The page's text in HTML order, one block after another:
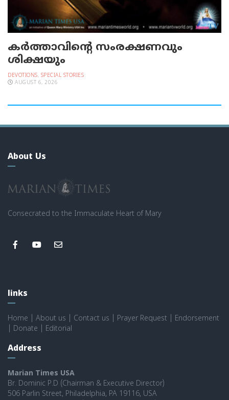
കർത്താവിന്റെ സംരക്ഷണവും
ശിക്ഷയും
DEVOTIONS, SPECIAL STORIES
AUGUST 6, 2026
About Us
Consecrated to the Immaculate Heart of Mary
links
Home About us Contact us Prayer Request
Endorsement
Donate Editorial
Address
Marian Times USA
Br. Dominic P.D (Chairman & Executive Director)
506 Parlin Street, Philadelphia, PA 19116, USA